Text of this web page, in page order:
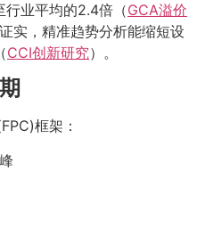
行业平均的2.4倍（GCA溢价
实，精准趋势分析能缩短设
CCI创新研究）。
框架：